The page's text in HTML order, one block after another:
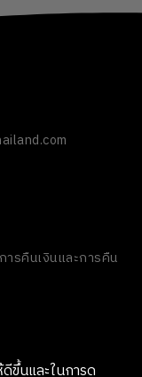
การคืนเงินและการคืน
ขึ้นและในการดู